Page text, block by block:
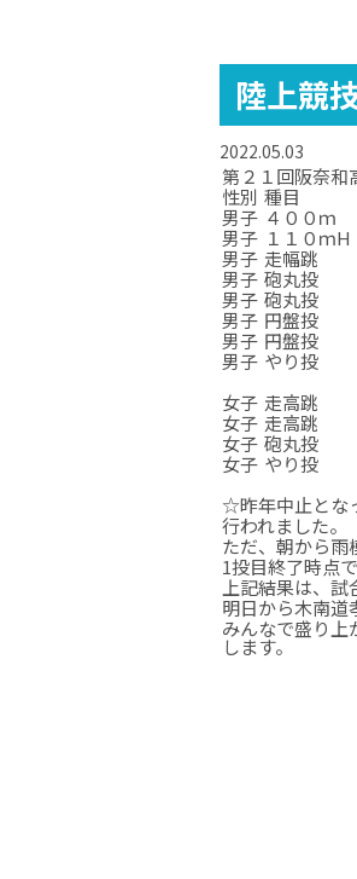
陸上競
2022.05.03
第２１回阪奈
性別 種目
男子 ４００ｍ
男子 １１０ｍH
男子 走幅跳
男子 砲丸投
男子 砲丸投
男子 円盤投
男子 円盤投
男子 やり投
女子 走高跳
女子 走高跳
女子 砲丸投
女子 やり投
☆昨年中止とな
行われました。
ただ、朝から雨
1投目終了時点
上記結果は、試
明日から木南道
みんなで盛り上
します。